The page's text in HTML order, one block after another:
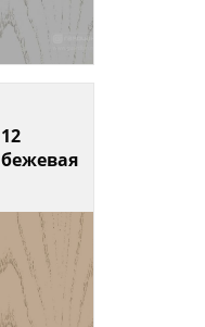
12
бежевая